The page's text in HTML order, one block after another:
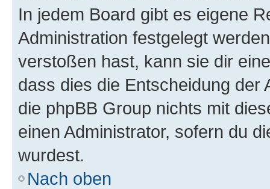
In jedem Board gibt es eigene
Administration festgelegt
verstoßen hast, kann sie dir
dass dies die Entscheidung der
die phpBB Group nichts mit
einen Administrator, sofern du
wurdest.
Nach oben